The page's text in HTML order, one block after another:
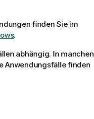
finden Sie im
.
abhängig. In manchen
Anwendungsfälle finden